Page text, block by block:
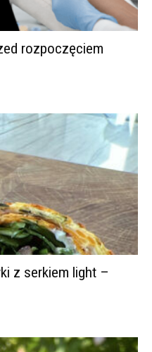
rozpoczęciem
z serkiem light –